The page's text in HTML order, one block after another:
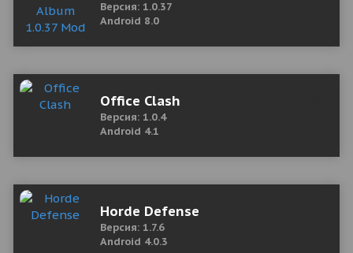
Версия: 1.0.37
Android 8.0
Office Clash
Версия: 1.0.4
Android 4.1
Horde Defense
Версия: 1.7.6
Android 4.0.3